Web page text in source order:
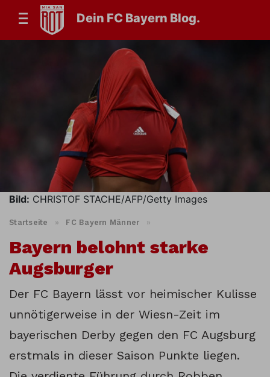
Dein FC Bayern Blog.
Bild: CHRISTOF STACHE/AFP/Getty Images
Startseite » FC Bayern Männer »
Bayern belohnt starke
Augsburger
Der FC Bayern lässt vor heimischer Kulisse
unnötigerweise in der Wiesn-Zeit im
bayerischen Derby gegen den FC Augsburg
erstmals in dieser Saison Punkte liegen.